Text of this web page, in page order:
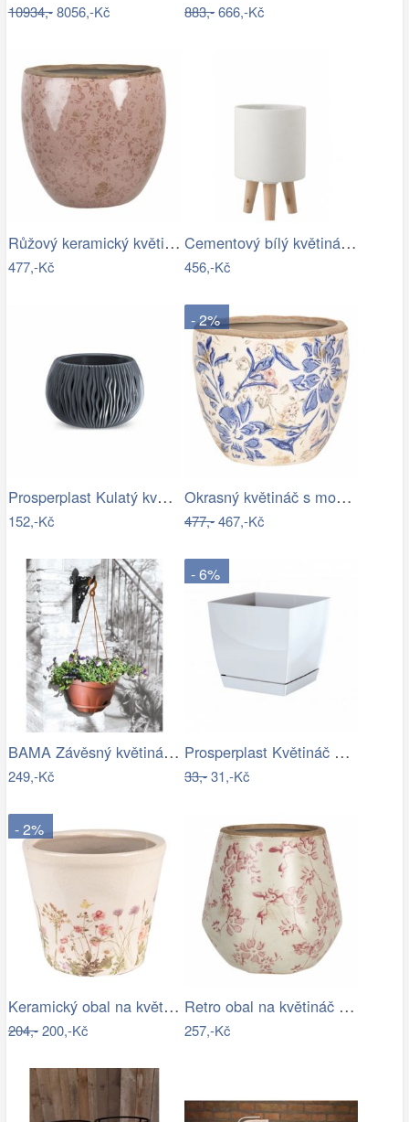
10934,-8056,-Kč 883,-666,-Kč
Růžový keramický květináč s popraskáním…
477,-Kč
Cementový bílý květináč na dřevěných…
456,-Kč
Prosperplast Kulatý květináč s vkladem …
152,-Kč
- 2%
Okrasný květináč s modrými květy - Ø 18…
477,-467,-Kč
BAMA Závěsný květináč GONDOLA TR, 28cm
249,-Kč
- 6%
Prosperplast Květináč Coubi Square s…
33,-31,-Kč
- 2%
Keramický obal na květináč s lučními…
204,-200,-Kč
Retro obal na květináč s růžovými květy…
257,-Kč